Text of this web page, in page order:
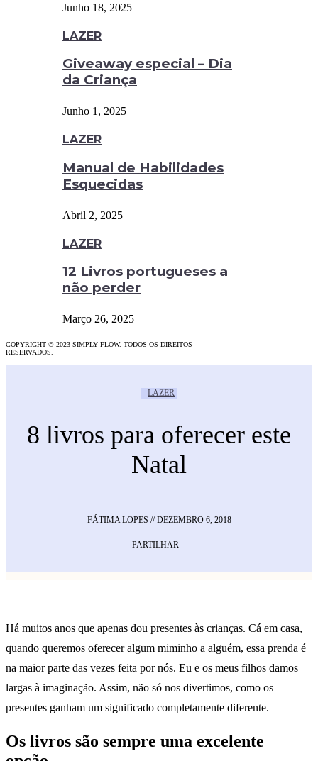
Junho 18, 2025
LAZER
Giveaway especial – Dia
da Criança
Junho 1, 2025
LAZER
Manual de Habilidades
Esquecidas
Abril 2, 2025
LAZER
12 Livros portugueses a
não perder
Março 26, 2025
COPYRIGHT © 2023 SIMPLY FLOW. TODOS OS DIREITOS
RESERVADOS.
LAZER
8 livros para oferecer este
Natal
FÁTIMA LOPES //DEZEMBRO 6, 2018
PARTILHAR
Há muitos anos que apenas dou presentes às crianças. Cá em casa,
quando queremos oferecer algum miminho a alguém, essa prenda é
na maior parte das vezes feita por nós. Eu e os meus filhos damos
largas à imaginação. Assim, não só nos divertimos, como os
presentes ganham um significado completamente diferente.
Os livros são sempre uma excelente